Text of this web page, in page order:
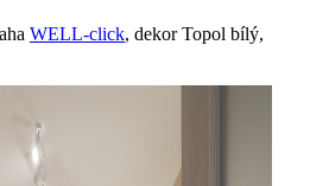
WELL-click, dekor Topol bílý,